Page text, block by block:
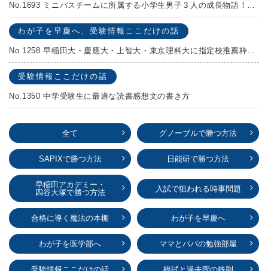
No.1693 ミニバスチームに所属する小学生男子３人の成長物語！『ポジション！』高田由紀子 予想問題付き！
わが子を早慶へ、受験情報ここだけの話
No.1258 早稲田大・慶應大・上智大・東京理科大に指定校推薦枠がある学校
受験情報ここだけの話
No.1350 中学受験生に最適な読書感想文の書き方
全て グノーブルで勝つ方法
SAPIXで勝つ方法 日能研で勝つ方法
早稲田アカデミー・
四谷大塚で勝つ方法
入試で狙われる時事問題
合格に導く魔法の本棚 わが子を早慶へ
わが子を医学部へ ママとパパの勉強部屋